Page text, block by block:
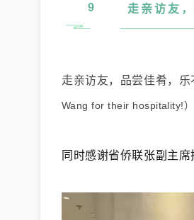
9 走亲访友
走亲访友，品尝佳肴，
Wang for their hospitality!）
同时感谢省侨联张副主席